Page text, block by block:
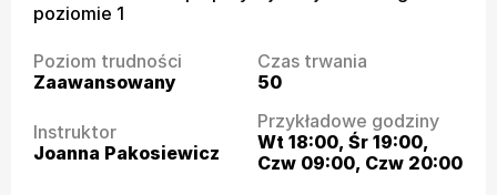
poziomie 1
Poziom trudności
Zaawansowany
Czas trwania
50
Instruktor
Joanna Pakosiewicz
Przykładowe godziny
Wt 18:00, Śr 19:00,
Czw 09:00, Czw 20:00